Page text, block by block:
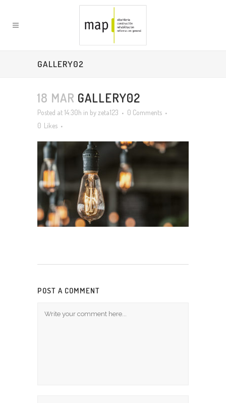
GALLERY02
18 MAR GALLERY02
Posted at 14:30h in byzeta123
0 Comments
0 Likes
POST A COMMENT